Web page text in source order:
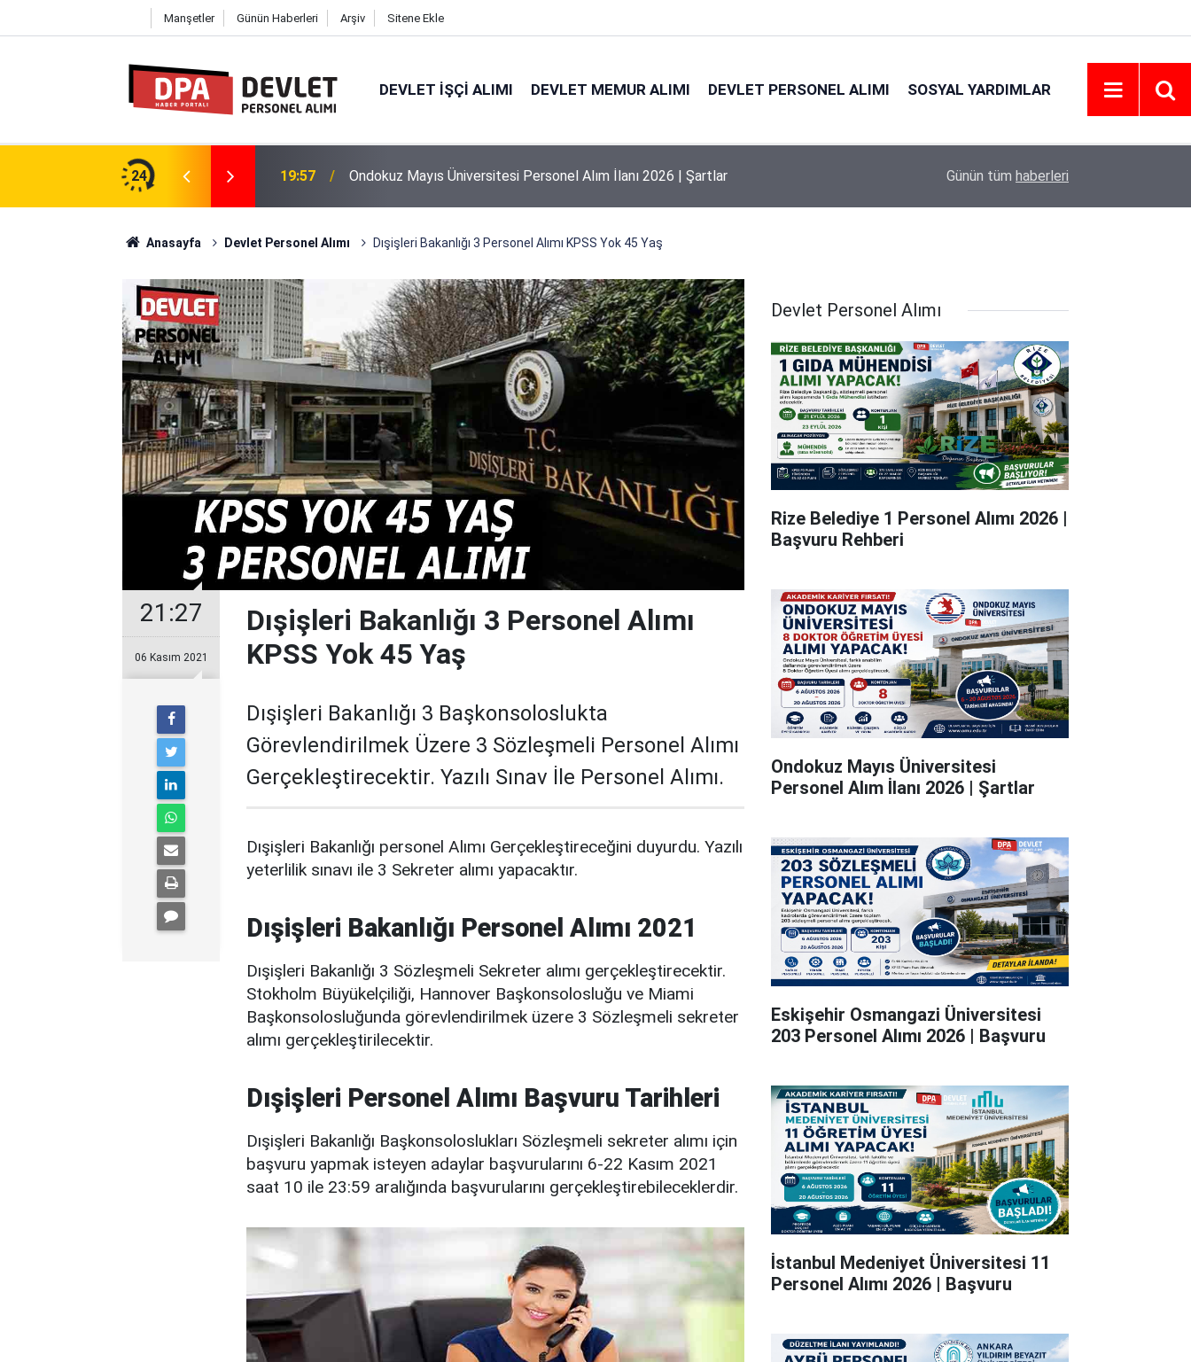
Manşetler Günün Haberleri Arşiv Sitene Ekle
DEVLET İŞÇI ALIMI DEVLET MEMUR ALIMI DEVLET PERSONEL ALIMI SOSYAL YARDIMLAR
24
| Başvuru Rehberi 19:57 Ondokuz Mayıs Üniversitesi Personel Alım İlanı 2026 | Şartlar Eskişehir Osmangazi Üniversitesi 203 Personel
Günün tüm haberleri
Anasayfa Devlet Personel Alımı Dışişleri Bakanlığı 3 Personel Alımı KPSS Yok 45 Yaş
21:27
06 Kasım 2021
Dışişleri Bakanlığı 3 Personel Alımı
KPSS Yok 45 Yaş
Dışişleri Bakanlığı 3 Başkonsoloslukta
Görevlendirilmek Üzere 3 Sözleşmeli Personel Alımı
Gerçekleştirecektir. Yazılı Sınav İle Personel Alımı.
Dışişleri Bakanlığı personel Alımı Gerçekleştireceğini duyurdu. Yazılı
yeterlilik sınavı ile 3 Sekreter alımı yapacaktır.
Dışişleri Bakanlığı Personel Alımı 2021
Dışişleri Bakanlığı 3 Sözleşmeli Sekreter alımı gerçekleştirecektir.
Stokholm Büyükelçiliği, Hannover Başkonsolosluğu ve Miami
Başkonsolosluğunda görevlendirilmek üzere 3 Sözleşmeli sekreter
alımı gerçekleştirilecektir.
Dışişleri Personel Alımı Başvuru Tarihleri
Dışişleri Bakanlığı Başkonsoloslukları Sözleşmeli sekreter alımı için
başvuru yapmak isteyen adaylar başvurularını 6-22 Kasım 2021
saat 10 ile 23:59 aralığında başvurularını gerçekleştirebileceklerdir.
Devlet Personel Alımı
Rize Belediye 1 Personel Alımı 2026 |
Başvuru Rehberi
Ondokuz Mayıs Üniversitesi
Personel Alım İlanı 2026 | Şartlar
Eskişehir Osmangazi Üniversitesi
203 Personel Alımı 2026 | Başvuru
İstanbul Medeniyet Üniversitesi 11
Personel Alımı 2026 | Başvuru